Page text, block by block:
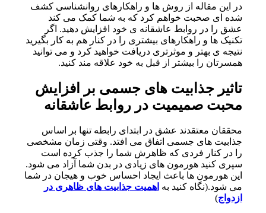
در این مقاله از روش ها و راهکارهای روانشناسی کشف
شده ای صحبت خواهم کرد که به شما کمک می کند
عشق را در روابط عاشقانه ی خود افزایش دهید. اگر
تکنیک ها و راهکارهای بیشتری را در کنار هم به کار بگیرید
نتیجه ی بهتر و موثرتری دریافت خواهید کرد و می توانید
همسرتان را بیشتر از قبل به خود علاقه مند کنید.
تاثیر جذابیت های جسمی بر
افزایش
محبت صمیمیت در روابط عاشقانه
محققان معتقدند عشق در ابتدای رابطه تنها بر اساس
جذابیت های جسمی اتفاق می افتد. وقتی زمان مشخصی
را در کنار فردی که ظاهرش شما را جذب کرده است
سپری کنید هورمون های زیادی در بدن شما آزاد می شود.
این هورمون ها باعث ایجاد احساس خوب و هیجان در شما
می شود.(نگاه کنید به اهمیت جذابیت های ظاهری در
ازدواج)